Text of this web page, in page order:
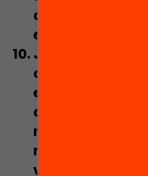
après…”, “M’ha
entenc que…”,
Just abans de
classe fes que
escriguin
aspectes són
menys clars i
més
valuós retorn